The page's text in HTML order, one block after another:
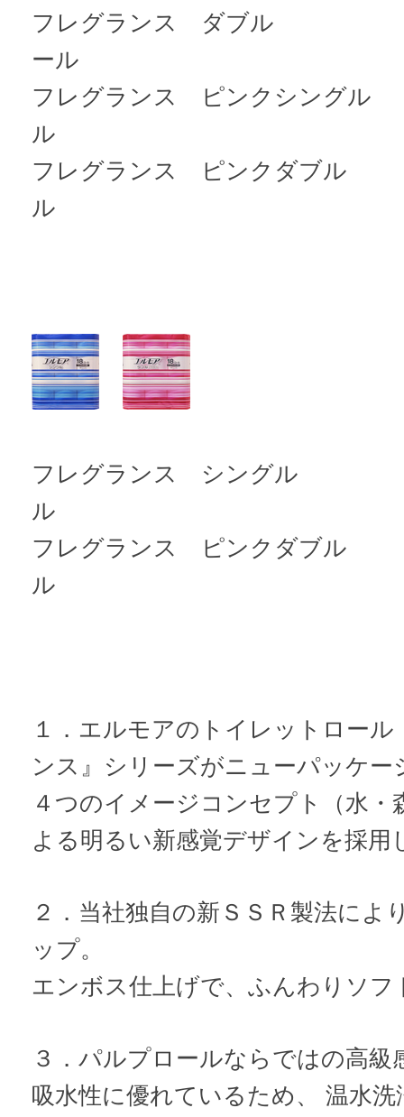
フレグランス ダブル
ール
フレグランス ピンクシング
ル
フレグランス ピンクダブ
ル
フレグランス シングル
ル
フレグランス ピンクダブ
ル
１．エルモアのトイレットロー
ンス』シリーズがニューパッケー
４つのイメージコンセプト（水・
よる明るい新感覚デザインを採用
２．当社独自の新ＳＳＲ製法によ
ップ。
エンボス仕上げで、ふんわりソフ
３．パルプロールならではの高級
吸水性に優れているため、 温水